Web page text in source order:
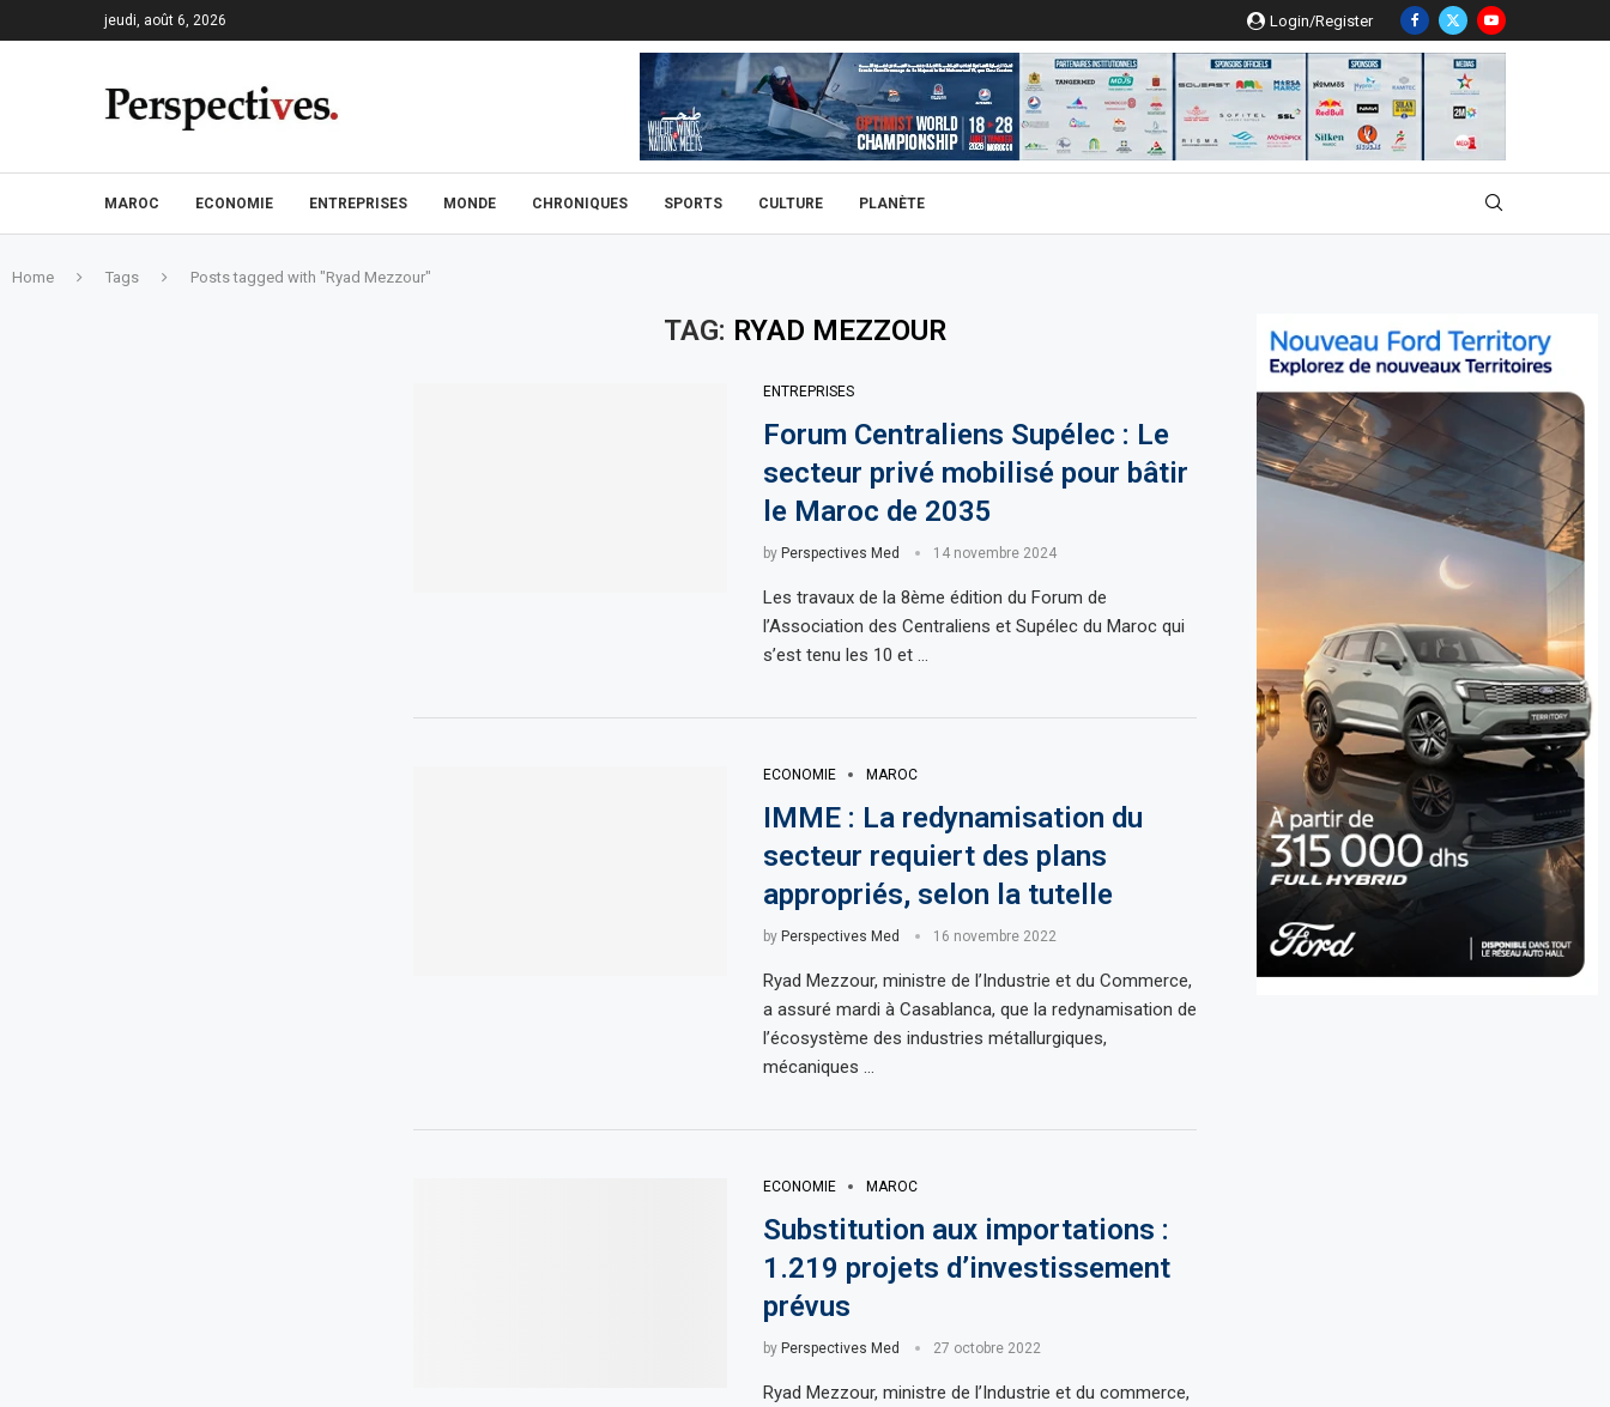
jeudi, août 6, 2026 Login/Register
MAROC ECONOMIE ENTREPRISES MONDE CHRONIQUES SPORTS CULTURE PLANÈTE
Home Tags Posts tagged with "Ryad Mezzour"
TAG: RYAD MEZZOUR
ENTREPRISES
Forum Centraliens Supélec : Le
secteur privé mobilisé pour bâtir
le Maroc de 2035
by Perspectives Med 14 novembre 2024
Les travaux de la 8ème édition du Forum de
l’Association des Centraliens et Supélec du Maroc qui
s’est tenu les 10 et …
ECONOMIE MAROC
IMME : La redynamisation du
secteur requiert des plans
appropriés, selon la tutelle
by Perspectives Med 16 novembre 2022
Ryad Mezzour, ministre de l’Industrie et du Commerce,
a assuré mardi à Casablanca, que la redynamisation de
l’écosystème des industries métallurgiques,
mécaniques …
ECONOMIE MAROC
Substitution aux importations :
1.219 projets d’investissement
prévus
by Perspectives Med 27 octobre 2022
Ryad Mezzour, ministre de l’Industrie et du commerce,